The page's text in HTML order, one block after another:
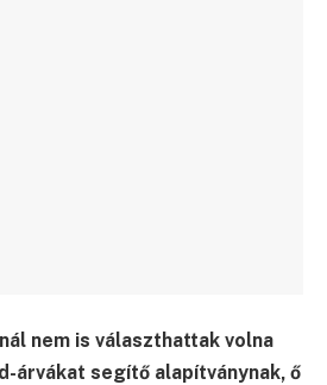
nem is választhattak volna
árvákat segítő alapítványnak, ő